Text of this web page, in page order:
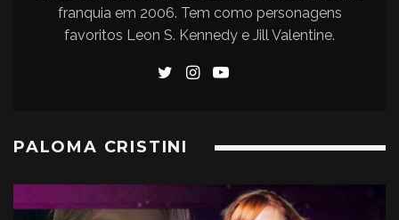
franquia em 2006. Tem como personagens
favoritos Leon S. Kennedy e Jill Valentine.
PALOMA CRISTINI